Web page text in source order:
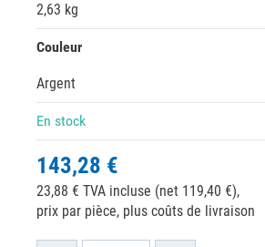
2,63 kg
Couleur
Argent
En stock
143,28 €
23,88 € TVA incluse (net 119,40 €),
prix par pièce, plus coûts de livraison